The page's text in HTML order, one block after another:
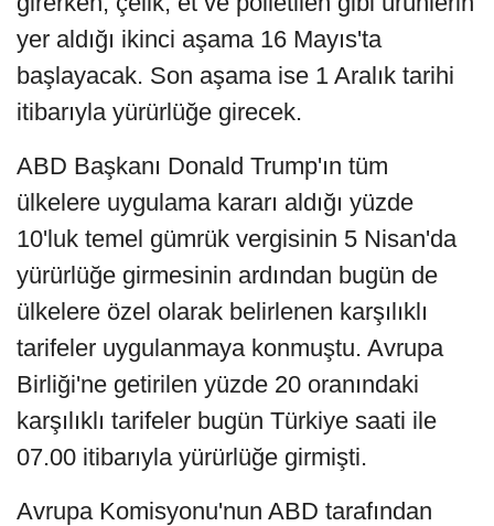
yer aldığı ikinci aşama 16 Mayıs'ta
başlayacak. Son aşama ise 1 Aralık tarihi
itibarıyla yürürlüğe girecek.
ABD Başkanı Donald Trump'ın tüm
ülkelere uygulama kararı aldığı yüzde
10'luk temel gümrük vergisinin 5 Nisan'da
yürürlüğe girmesinin ardından bugün de
ülkelere özel olarak belirlenen karşılıklı
tarifeler uygulanmaya konmuştu. Avrupa
Birliği'ne getirilen yüzde 20 oranındaki
karşılıklı tarifeler bugün Türkiye saati ile
07.00 itibarıyla yürürlüğe girmişti.
Avrupa Komisyonu'nun ABD tarafından